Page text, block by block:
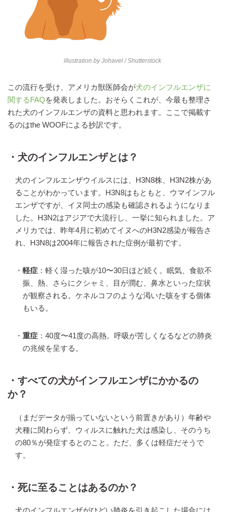
illustration byJohavel/ Shutterstock
この流行を受け、アメリカ獣医師会が犬のインフルエンザに
関するFAQを発表しました。おそらくこれが、今最も整理さ
れた犬のインフルエンザの資料と思われます。ここで掲載す
るのはthe WOOFによる抄訳です。
・犬のインフルエンザとは？
犬のインフルエンザウイルスには、H3N8株、H3N2株があ
ることがわかっています。H3N8はもともと、ウマインフル
エンザですが、イヌ同士の感染も確認されるようになりま
した。H3N2はアジアで大流行し、一挙に知られました。ア
メリカでは、昨年4月に初めてイヌへのH3N2感染が報告さ
れ、H3N8は2004年に報告された症例が最初です。
・ 軽症 ：軽く湿った咳が10〜30日ほど続く。眠気、食欲不
振、熱、さらにクシャミ、目が潤む、鼻水といった症状
が観察される。ケネルコフのような渇いた咳をする個体
もいる。
・ 重症 ：40度〜41度の高熱。呼吸が苦しくなるなどの肺炎
の兆候を呈する。
・すべての犬がインフルエンザにかかるの
か？
（まだデータが揃っていないという前置きがあり）年齢や
犬種に関わらず、ウィルスに触れた犬は感染し、そのうち
の80％が発症するとのこと。ただ、多くは軽症だそうで
す。
・死に至ることはあるのか？